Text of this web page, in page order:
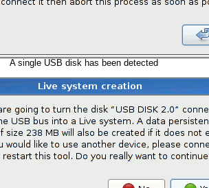
A single USB disk has been detected